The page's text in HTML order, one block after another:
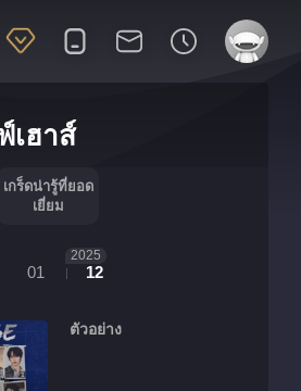
เฮาส์
เกร็ดน่ารู้ที่ยอด
เยี่ยม
01 12
2025
ตัวอย่าง